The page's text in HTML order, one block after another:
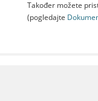
Također možete
(pogledajte